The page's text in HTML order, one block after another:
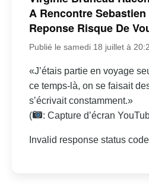
A Rencontre
Reponse Risque De
Publié le samedi 18 juillet à
«J’étais partie en voyage
ce temps-là, on se faisait
s’écrivait constamment.»
(
: Capture d’écran
Invalid response status